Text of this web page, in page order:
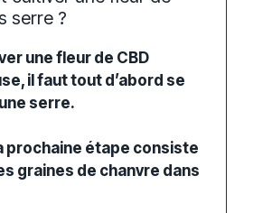
serre ?
une fleur de CBD
il faut tout d’abord se
serre.
prochaine étape consiste
graines de chanvre dans